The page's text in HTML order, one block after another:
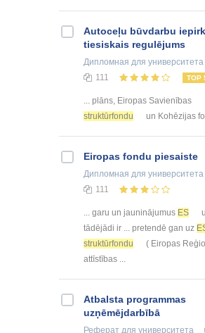
Autoceļu būvdarbu
tiesiskais regulējums
Дипломная для университета
111
TOP
... plāns, Eiropas Savienības
struktūrfondu
un Kohēzijas
Eiropas fondu piesaiste
Дипломная для университета
111
... garu un jauninājumus ES
tādējādi ir ... pretendē gan uz
struktūrfondu
( Eiropas
attīstības ...
Atbalsta programmas
uzņēmējdarbībā
Реферат для университета